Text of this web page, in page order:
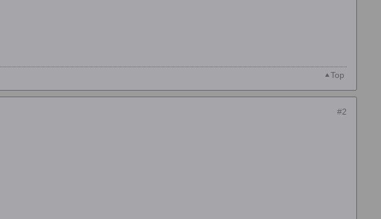
Top
#2